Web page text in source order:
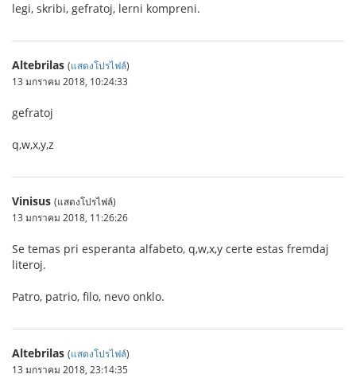
legi, skribi, gefratoj, lerni kompreni.
Altebrilas (แสดงโปรไฟล์)
13 มกราคม 2018, 10:24:33
gefratoj
q,w,x,y,z
Vinisus (แสดงโปรไฟล์)
13 มกราคม 2018, 11:26:26
Se temas pri esperanta alfabeto, q,w,x,y certe estas fremdaj
literoj.
Patro, patrio, filo, nevo onklo.
Altebrilas (แสดงโปรไฟล์)
13 มกราคม 2018, 23:14:35